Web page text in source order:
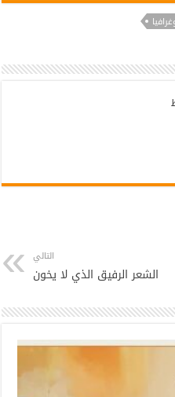
التالي
الشعر الرفيق الذي لا يخون